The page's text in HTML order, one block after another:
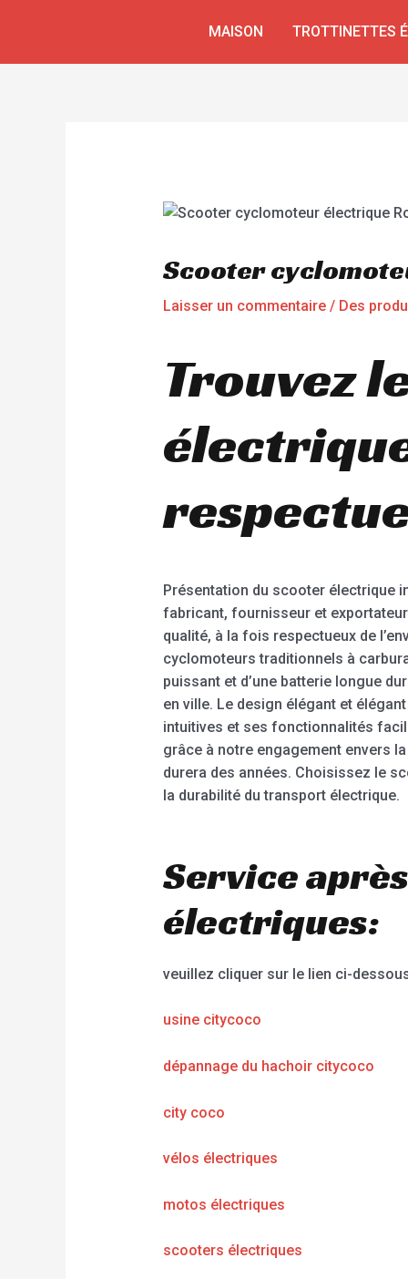
MAISON TROTTINETTES
Scooter
Laisser un commentaire / Des
Trouvez
Présentation du scooter électrique
fabricant, fournisseur et
qualité, à la fois respectueux de
cyclomoteurs traditionnels à
puissant et d’une batterie longue
en ville. Le design élégant et
intuitives et ses fonctionnalités
grâce à notre engagement envers
durera des années. Choisissez le
la durabilité du transport électrique.
Service
électriques:
veuillez cliquer sur le lien ci-
usine citycoco
dépannage du hachoir citycoco
city coco
vélos électriques
motos électriques
scooters électriques